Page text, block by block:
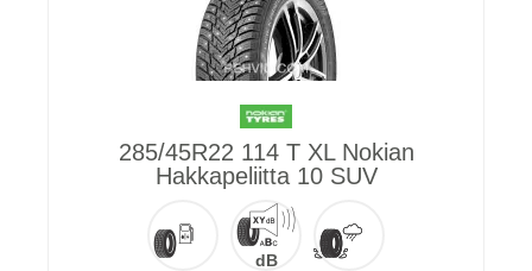
285/45R22 114 T XL Nokian
Hakkapeliitta 10 SUV
dB